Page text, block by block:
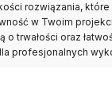
rozwiązania, które
w Twoim
o trwałości oraz
profesjonalnych